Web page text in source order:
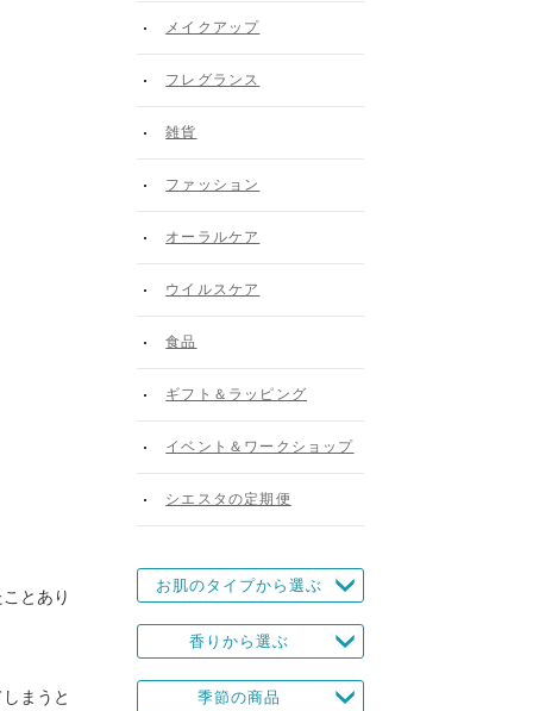
とあり
まうと
メイクアップ
フレグランス
雑貨
ファッション
オーラルケア
ウイルスケア
食品
ギフト＆ラッピング
イベント＆ワークショップ
シエスタの定期便
お肌のタイプから選ぶ
香りから選ぶ
季節の商品